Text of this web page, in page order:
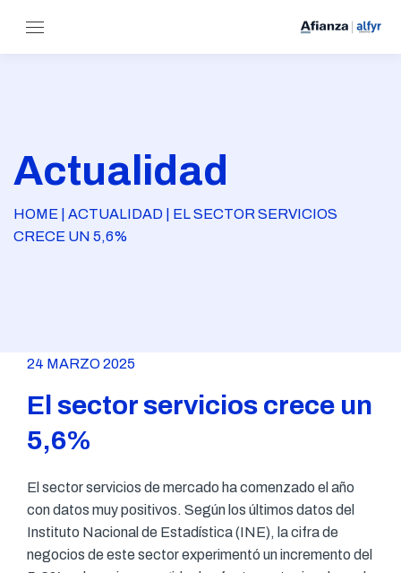
Actualidad
HOME | ACTUALIDAD | EL SECTOR SERVICIOS
CRECE UN 5,6%
24 MARZO 2025
El sector servicios crece un
5,6%
El sector servicios de mercado ha comenzado el año
con datos muy positivos. Según los últimos datos del
Instituto Nacional de Estadística (INE), la cifra de
negocios de este sector experimentó un incremento del